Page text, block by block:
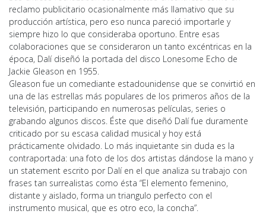
reclamo publicitario ocasionalmente más llamativo que su
producción artística, pero eso nunca pareció importarle y
siempre hizo lo que consideraba oportuno. Entre esas
colaboraciones que se consideraron un tanto excéntricas en la
época, Dalí diseñó la portada del disco Lonesome Echo de
Jackie Gleason en 1955.
Gleason fue un comediante estadounidense que se convirtió en
una de las estrellas más populares de los primeros años de la
televisión, participando en numerosas películas, series o
grabando algunos discos. Éste que diseñó Dalí fue duramente
criticado por su escasa calidad musical y hoy está
prácticamente olvidado. Lo más inquietante sin duda es la
contraportada: una foto de los dos artistas dándose la mano y
un statement escrito por Dalí en el que analiza su trabajo con
frases tan surrealistas como ésta “El elemento femenino,
distante y aislado, forma un triangulo perfecto con el
instrumento musical, que es otro eco, la concha”.